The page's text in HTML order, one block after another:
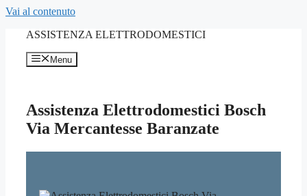
Vai al contenuto
ASSISTENZA ELETTRODOMESTICI
Menu
Assistenza Elettrodomestici Bosch
Via Mercantesse Baranzate